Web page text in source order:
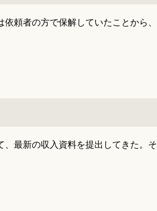
頼者の方で保解していたことから、
最新の収入資料を提出してきた。そ